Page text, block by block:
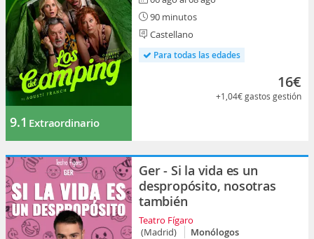
9.1 Extraordinario
90 minutos
Castellano
Para todas las edades
16€
+1,04€gastos gestión
Ger - Si la vida es un
despropósito, nosotras
también
Teatro Fígaro
(Madrid)
Monólogos